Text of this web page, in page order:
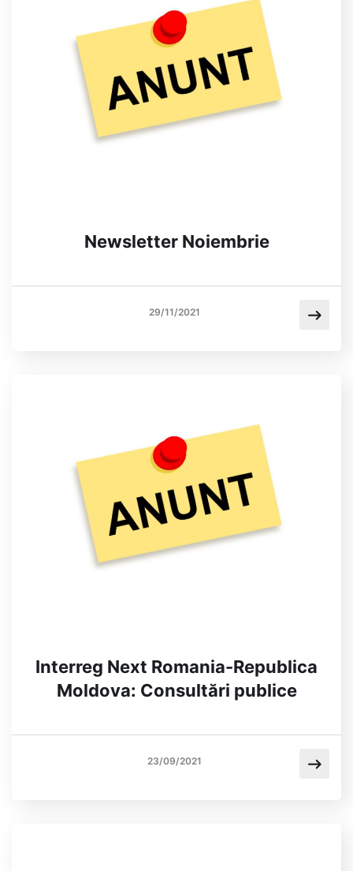
Newsletter Noiembrie
29/11/2021
Interreg Next Romania-Republica
Moldova: Consultări publice
23/09/2021